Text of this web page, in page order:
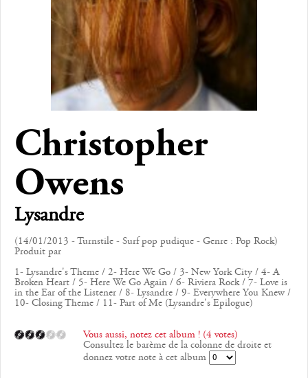
Christopher
Owens
Lysandre
(14/01/2013 - Turnstile - Surf pop pudique - Genre : Pop Rock)
Produit par
1- Lysandre's Theme / 2- Here We Go / 3- New York City / 4- A
Broken Heart / 5- Here We Go Again / 6- Riviera Rock / 7- Love is
in the Ear of the Listener / 8- Lysandre / 9- Everywhere You Knew /
10- Closing Theme / 11- Part of Me (Lysandre's Epilogue)
Vous aussi, notez cet album ! (4 votes)
Consultez le barème de la colonne de droite et
donnez votre note à cet album